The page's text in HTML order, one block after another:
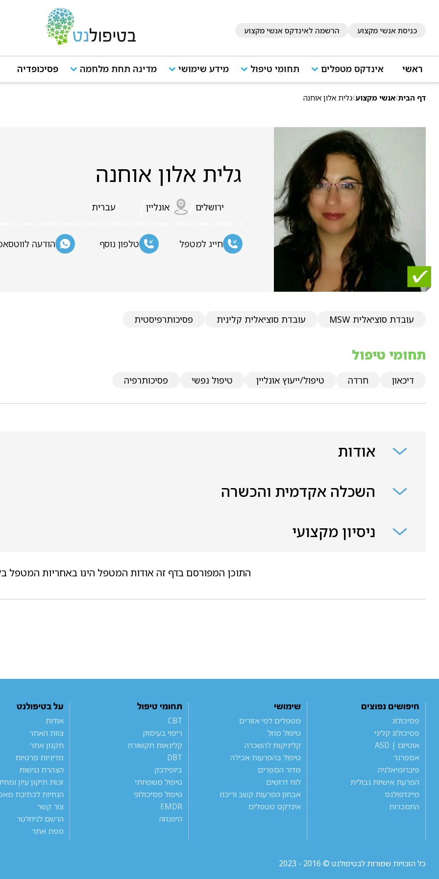
כניסת אנשי מקצוע הרשמה לאינדקס אנשי מקצוע
ראשי אינדקס מטפלים תחומי טיפול מידע שימושי מדינה תחת מלחמה פסיכופדיה
דף הבית אנשי מקצוע גלית אלון אוחנה
גלית אלון אוחנה
ירושלים אונליין עברית
חייג למטפל טלפון נוסף הודעה
עובדת סוציאלית MSW עובדת סוציאלית קלינית פסיכותרפיסטית
תחומי טיפול
דיכאון חרדה טיפול/ייעוץ אונליין טיפול נפשי פסיכותרפיה
אודות
השכלה אקדמית והכשרה
ניסיון מקצועי
התוכן המפורסם בדף זה אודות המטפל הינו באחריות המטפל
חיפושים נפוצים
פסיכולוג
פסיכולוג קליני
אוטיזם | ASD
אספרגר
פיברומיאלגיה
הפרעת אישיות גבולית
מיינדפולנס
התמכרות
שימושי
מטפלים לפי אזורים
טיפול מוזל
קליניקות להשכרה
טיפול בהפרעות אכילה
מדור הספרים
לוח דרושים
אבחון הפרעות קשב וריכוז
אינדקס מטפלים
תחומי טיפול
CBT
ריפוי בעיסוק
קלינאות תקשורת
DBT
ביופידבק
טיפול משפחתי
טיפול פסיכולוגי
EMDR
היפנוזה
על בטיפולנט
אודות
צוות האתר
תקנון אתר
מדיניות פרטיות
הצהרת נגישות
זכות תיקון עיון
הנחיות לכתיבת
צור קשר
הרשם לניוזלטר
מפת אתר
כל הזכויות שמורות לבטיפולנט © 2016 - 2023